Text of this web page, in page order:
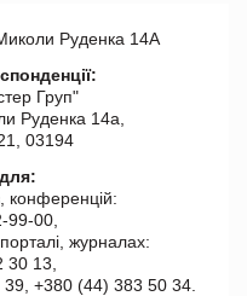
Руденка 14А
Груп"
Руденка 14а,
03194
конференцій:
99-00,
журналах:
30 13,
+380 (44) 383 50 34.